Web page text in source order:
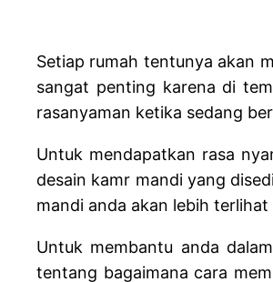
Setiap rumah tentunya akan
sangat penting karena di
rasanyaman ketika sedang
Untuk mendapatkan rasa
desain kamr mandi yang
mandi anda akan lebih
Untuk membantu anda
tentang bagaimana cara